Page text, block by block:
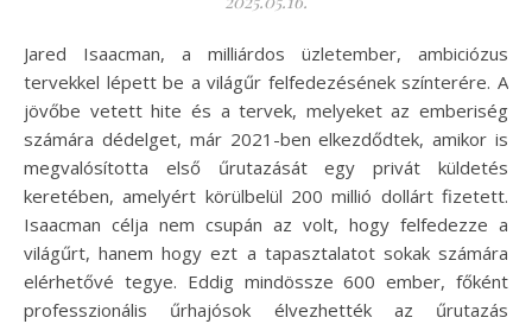
Jared Isaacman, a milliárdos üzletember, ambiciózus
tervekkel lépett be a világűr felfedezésének színterére. A
jövőbe vetett hite és a tervek, melyeket az emberiség
számára dédelget, már 2021-ben elkezdődtek, amikor is
megvalósította első űrutazását egy privát küldetés
keretében, amelyért körülbelül 200 millió dollárt fizetett.
Isaacman célja nem csupán az volt, hogy felfedezze a
világűrt, hanem hogy ezt a tapasztalatot sokak számára
elérhetővé tegye. Eddig mindössze 600 ember, főként
professzionális űrhajósok élvezhették az űrutazás